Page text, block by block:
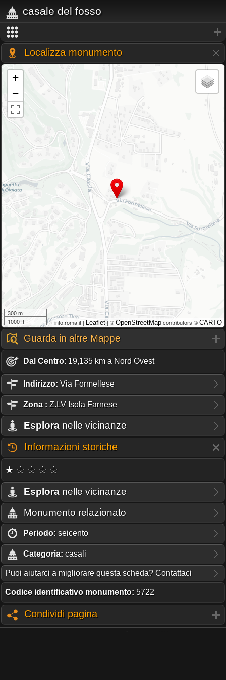
casale del fosso
Localizza monumento
+
−
300 m
1000 ft
info.roma.it | Leaflet | © OpenStreetMap contributors © CARTO
Guarda in altre Mappe
Dal Centro: 19,135 km a Nord Ovest
Indirizzo: Via Formellese
Zona : Z.LV Isola Farnese
Esplora nelle vicinanze
Informazioni storiche
★ ☆ ☆ ☆ ☆
Esplora nelle vicinanze
Monumento relazionato
Periodo: seicento
Categoria: casali
Puoi aiutarci a migliorare questa scheda? Contattaci
Codice identificativo monumento: 5722
Condividi pagina